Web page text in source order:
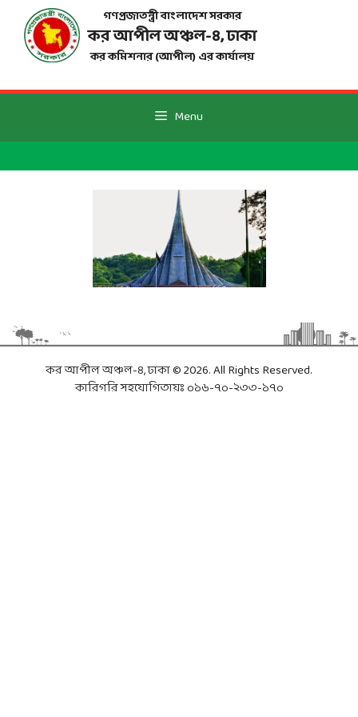
content
গণপ্রজাতন্ত্রী বাংলাদেশ সরকার
কর আপীল অঞ্চল-৪, ঢাকা
কর কমিশনার (আপীল) এর কার্যালয়
Menu
কর আপীল অঞ্চল-৪, ঢাকা © 2026. All Rights Reserved.
কারিগরি সহযোগিতায়ঃ ০১৬-৭০-২৩৩-১৭০